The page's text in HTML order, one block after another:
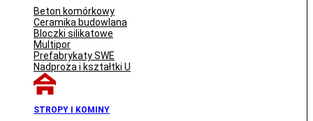
Beton komórkowy
Ceramika budowlana
Bloczki silikatowe
Multipor
Prefabrykaty SWE
Nadproża i kształtki U
STROPY I KOMINY